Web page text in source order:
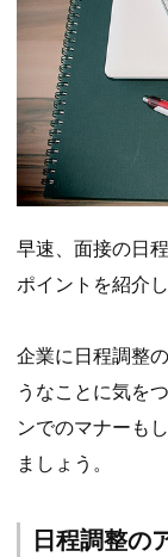
早速、面接の日
ポイントを紹介し
企業に日程調整
うなことに気を
ンでのマナーも
ましょう。
日程調整の